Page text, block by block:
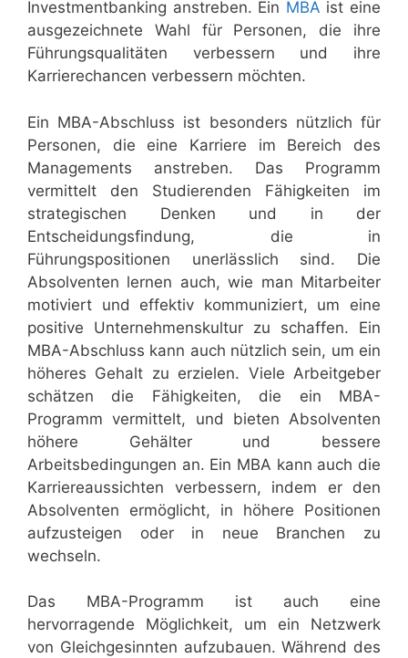
Investmentbanking anstreben. Ein MBA ist eine
ausgezeichnete Wahl für Personen, die ihre
Führungsqualitäten verbessern und ihre
Karrierechancen verbessern möchten.
Ein MBA-Abschluss ist besonders nützlich für
Personen, die eine Karriere im Bereich des
Managements anstreben. Das Programm
vermittelt den Studierenden Fähigkeiten im
strategischen Denken und in der
Entscheidungsfindung, die in
Führungspositionen unerlässlich sind. Die
Absolventen lernen auch, wie man Mitarbeiter
motiviert und effektiv kommuniziert, um eine
positive Unternehmenskultur zu schaffen. Ein
MBA-Abschluss kann auch nützlich sein, um ein
höheres Gehalt zu erzielen. Viele Arbeitgeber
schätzen die Fähigkeiten, die ein MBA-
Programm vermittelt, und bieten Absolventen
höhere Gehälter und bessere
Arbeitsbedingungen an. Ein MBA kann auch die
Karriereaussichten verbessern, indem er den
Absolventen ermöglicht, in höhere Positionen
aufzusteigen oder in neue Branchen zu
wechseln.
Das MBA-Programm ist auch eine
hervorragende Möglichkeit, um ein Netzwerk
von Gleichgesinnten aufzubauen. Während des